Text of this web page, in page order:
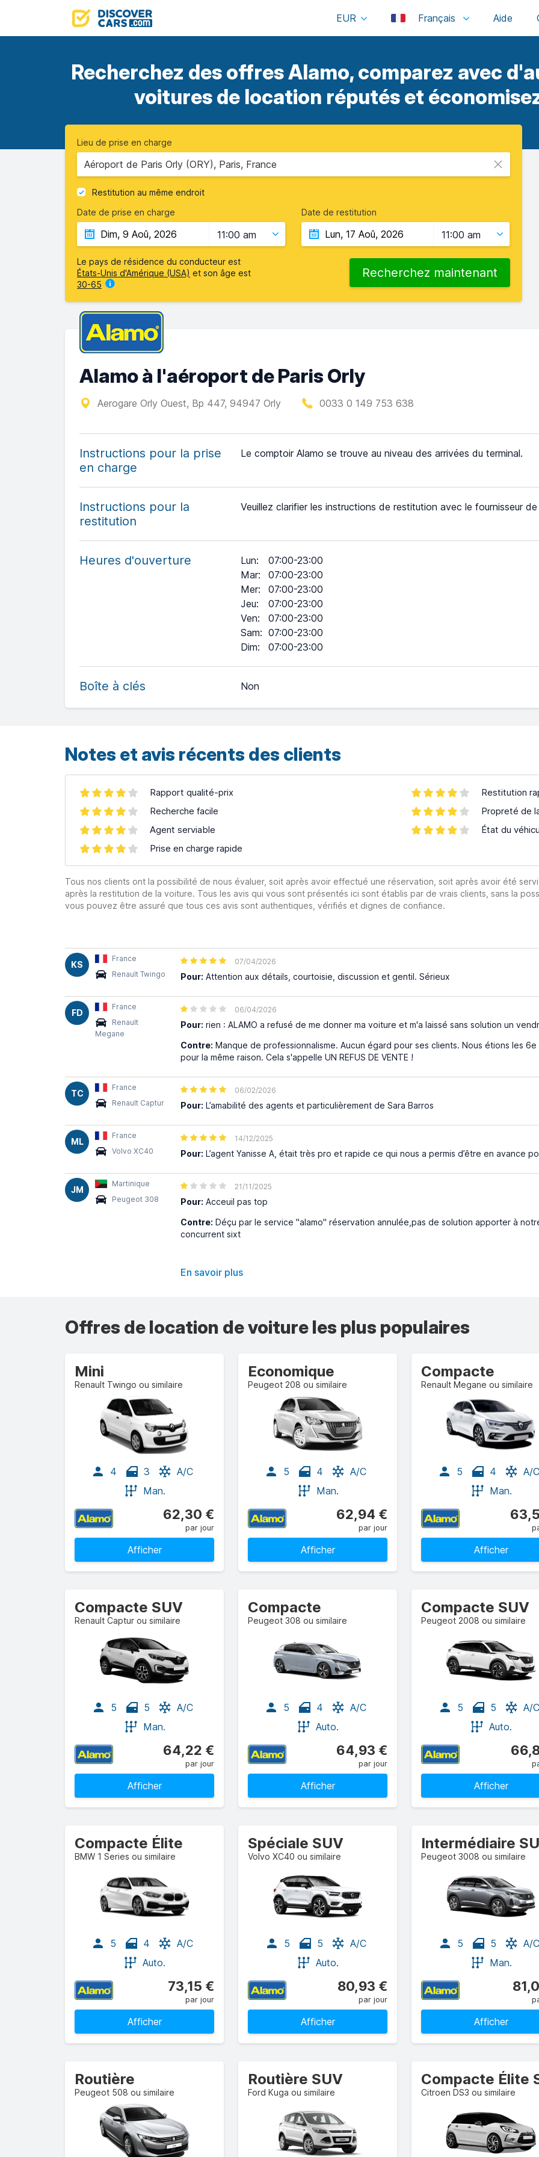
EUR Français
Recherchez des offres Alamo, comparez avec
voitures de location réputés et
Lieu de prise en charge
Aéroport de Paris Orly (ORY), Paris, France
Restitution au même endroit
Date de prise en charge
11:00 am
Date de restitution
11:00 am
Le pays de résidence du conducteur est
États-Unis d'Amérique (USA) et son âge est
30-65
Recherchez maintenant
Alamo à l'aéroport de Paris Orly
Aerogare Orly Ouest, Bp 447, 94947 Orly 0033 0 149 753 638
Instructions pour la prise
en charge
Le comptoir Alamo se trouve au niveau des arrivées du terminal.
Instructions pour la
restitution
Veuillez clarifier les instructions de restitution avec le fournisseur
Heures d'ouverture Lun:
07:00-23:00
Mar:
07:00-23:00
Mer:
07:00-23:00
Jeu:
07:00-23:00
Ven:
07:00-23:00
Sam: 07:00-23:00
Dim: 07:00-23:00
Boîte à clés Non
Notes et avis récents des clients
Rapport qualité-prix
Recherche facile
Agent serviable
Prise en charge rapide
Restitution
Propreté de
État du
Tous nos clients ont la possibilité de nous évaluer, soit après avoir effectué une réservation, soit après avoir été
après la restitution de la voiture. Tous les avis qui vous sont présentés ici sont établis par de vrais clients, sans la
vous pouvez être assuré que tous ces avis sont authentiques, vérifiés et dignes de confiance.
KS
France
Renault Twingo
07/04/2026
Pour: Attention aux détails, courtoisie, discussion et gentil. Sérieux
FD
France
Renault
Megane
06/04/2026
Pour: rien : ALAMO a refusé de me donner ma voiture et m'a laissé sans solution un
Contre: Manque de professionnalisme. Aucun égard pour ses clients. Nous étions les
pour la même raison. Cela s'appelle UN REFUS DE VENTE !
TC
France
Renault Captur
06/02/2026
Pour: L’amabilité des agents et particulièrement de Sara Barros
ML
France
Volvo XC40
14/12/2025
Pour: L’agent Yanisse A, était très pro et rapide ce qui nous a permis d’être en avance
JM
Martinique
Peugeot 308
21/11/2025
Pour: Acceuil pas top
Contre: Déçu par le service "alamo" réservation annulée,pas de solution apporter à
concurrent sixt
En savoir plus
Offres de location de voiture les plus populaires
Mini
Renault Twingo ou similaire
4 3
A/C
Man.
62,30 €
par jour
Afficher
Economique
Peugeot 208 ou similaire
5 4
A/C
Man.
62,94 €
par jour
Afficher
Compacte
Renault Megane ou similaire
5 4
A/C
Man.
Afficher
Compacte SUV
Renault Captur ou similaire
5 5
A/C
Man.
64,22 €
par jour
Afficher
Compacte
Peugeot 308 ou similaire
5 4
A/C
Auto.
64,93 €
par jour
Afficher
Compacte SUV
Peugeot 2008 ou similaire
5 5
A/C
Auto.
Afficher
Compacte Élite
BMW 1 Series ou similaire
5 4
A/C
Auto.
73,15 €
par jour
Afficher
Spéciale SUV
Volvo XC40 ou similaire
5 5
A/C
Auto.
80,93 €
par jour
Afficher
Intermédiaire
Peugeot 3008 ou similaire
5 5
A/C
Man.
Afficher
Routière
Peugeot 508 ou similaire
Routière SUV
Ford Kuga ou similaire Citroen DS3 ou similaire